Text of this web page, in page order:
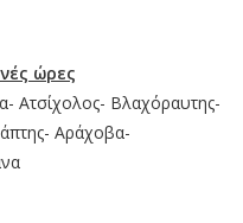
ώρες
Ατσίχολος- Βλαχόραυτης-
Αράχοβα-